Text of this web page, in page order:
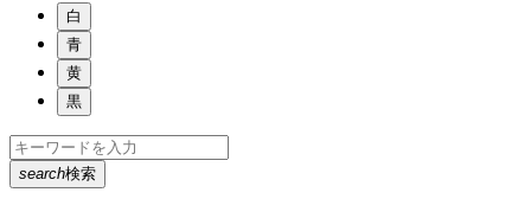
白
青
黄
黒
search検索